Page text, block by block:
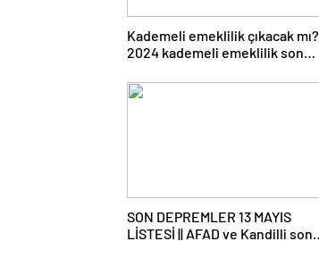
Kademeli emeklilik çıkacak mı?
2024 kademeli emeklilik son
SON DEPREMLER 13 MAYIS
LİSTESİ || AFAD ve Kandilli son